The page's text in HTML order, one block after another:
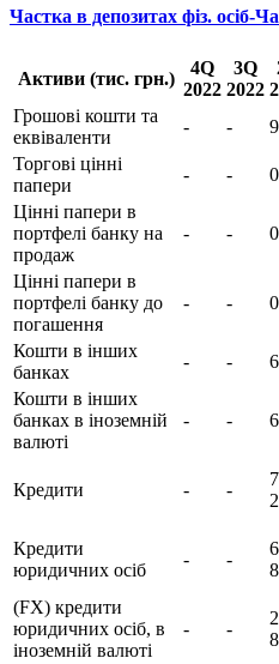
Частка в депозитах фіз. осіб-
Активи (тис. грн.)
4Q
2022
3Q
2022
Грошові кошти та
еквіваленти
- -
Торгові цінні
папери
- - 0
Цінні папери в
портфелі банку на
продаж
- - 0
Цінні папери в
портфелі банку до
погашення
- - 0
Кошти в інших
банках
- -
Кошти в інших
банках в іноземній
валюті
- -
Кредити - -
7
Кредити
юридичних осіб
- -
6
(FX) кредити
юридичних осіб, в
іноземній валюті
- -
2